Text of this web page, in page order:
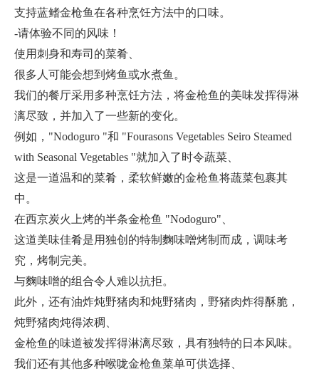
支持蓝鳍金枪鱼在各种烹饪方法中的口味。
-请体验不同的风味！
使用刺身和寿司的菜肴、
很多人可能会想到烤鱼或水煮鱼。
我们的餐厅采用多种烹饪方法，将金枪鱼的美味发挥得淋
漓尽致，并加入了一些新的变化。
例如，"Nodoguro "和 "Fourasons Vegetables Seiro Steamed
with Seasonal Vegetables "就加入了时令蔬菜、
这是一道温和的菜肴，柔软鲜嫩的金枪鱼将蔬菜包裹其
中。
在西京炭火上烤的半条金枪鱼 "Nodoguro"、
这道美味佳肴是用独创的特制麴味噌烤制而成，调味考
究，烤制完美。
与麴味噌的组合令人难以抗拒。
此外，还有油炸炖野猪肉和炖野猪肉，野猪肉炸得酥脆，
炖野猪肉炖得浓稠、
金枪鱼的味道被发挥得淋漓尽致，具有独特的日本风味。
我们还有其他多种喉咙金枪鱼菜单可供选择、